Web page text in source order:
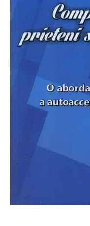
New Illuminati Files
Numerologie
Paranormal
Parapsihologie
Audiobook
ReConnect
Crestinism
ScienceConnection
Sanatate